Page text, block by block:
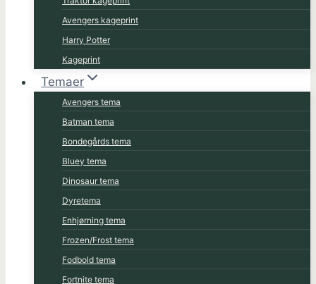
Avengers kageprint
Harry Potter
Kageprint
Temaer
Avengers tema
Batman tema
Bondegårds tema
Bluey tema
Dinosaur tema
Dyretema
Enhjørning tema
Frozen/Frost tema
Fodbold tema
Fortnite tema